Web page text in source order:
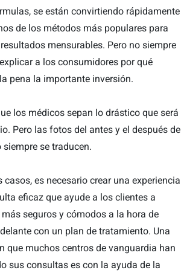
se están convirtiendo rápidamente
de los métodos más populares para
mensurables. Pero no siempre
a los consumidores por qué
pena la importante inversión.
los médicos sepan lo drástico que será
Pero las fotos del antes y el después de
siempre se traducen.
casos, es necesario crear una experiencia
eficaz que ayude a los clientes a
seguros y cómodos a la hora de
con un plan de tratamiento. Una
que muchos centros de vanguardia han
sus consultas es con la ayuda de la